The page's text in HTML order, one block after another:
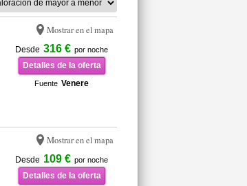
Mostrar en el mapa
Desde 316 € por noche
Detalles de la oferta
Fuente Venere
Mostrar en el mapa
Desde 109 € por noche
Detalles de la oferta